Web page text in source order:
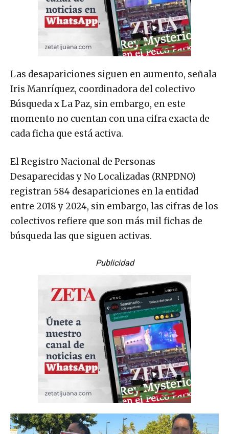
Las desapariciones siguen en aumento, señala
Iris Manríquez, coordinadora del colectivo
Búsqueda x La Paz, sin embargo, en este
momento no cuentan con una cifra exacta de
cada ficha que está activa.
El Registro Nacional de Personas
Desaparecidas y No Localizadas (RNPDNO)
registran 584 desapariciones en la entidad
entre 2018 y 2024, sin embargo, las cifras de los
colectivos refiere que son más mil fichas de
búsqueda las que siguen activas.
Publicidad